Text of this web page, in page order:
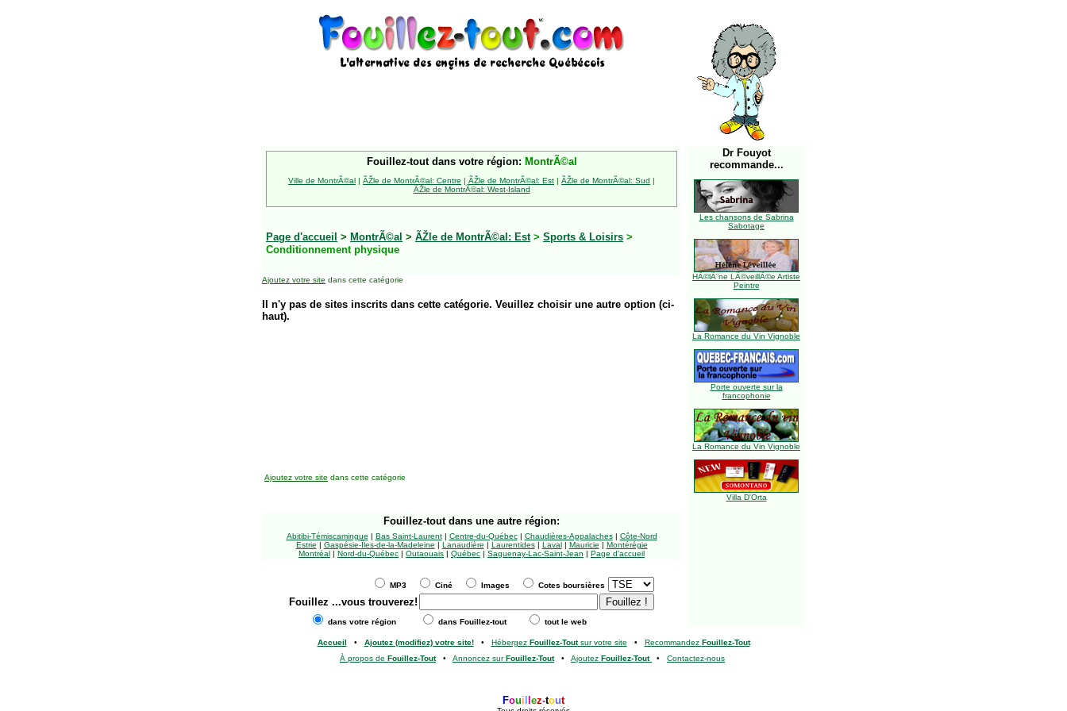
Fouillez-tout dans votre région: MontrÃ©al
Ville de MontrÃ©al | ÃŽle de MontrÃ©al: Centre | ÃŽle de MontrÃ©al: Est | ÃŽle de MontrÃ©al: Sud |
ÃŽle de MontrÃ©al: West-Island
Page d'accueil > MontrÃ©al > ÃŽle de MontrÃ©al: Est > Sports & Loisirs >
Conditionnement physique
Ajoutez votre site dans cette catégorie
Il n'y pas de sites inscrits dans cette catégorie. Veuillez choisir une autre option (ci-
haut).
Dr Fouyot
recommande...
Les chansons de Sabrina
Sabotage
HÃ©lÃ¨ne LÃ©veillÃ©e Artiste
Peintre
La Romance du Vin Vignoble
Porte ouverte sur la
francophonie
La Romance du Vin Vignoble
Villa D'Orta
Ajoutez votre site dans cette catégorie
Fouillez-tout dans une autre région:
Abitibi-Témiscamingue | Bas Saint-Laurent| Centre-du-Québec| Chaudières-Appalaches| Côte-Nord
Estrie | Gaspésie-Îles-de-la-Madeleine | Lanaudière | Laurentides| Laval| Mauricie | Montérégie
Montréal | Nord-du-Québec | Outaouais | Québec | Saguenay-Lac-Saint-Jean | Page d'accueil
MP3 Ciné Images Cotes boursières
Fouillez ...vous trouverez!
dans votre région dans Fouillez-tout tout le web
Accueil • Ajoutez (modifiez) votre site!• Hébergez Fouillez-Toutsur votre site • Recommandez Fouillez-Tout
À propos de Fouillez-Tout• Annoncez surFouillez-Tout• Ajoutez Fouillez-Tout • Contactez-nous
Foui ez-tout